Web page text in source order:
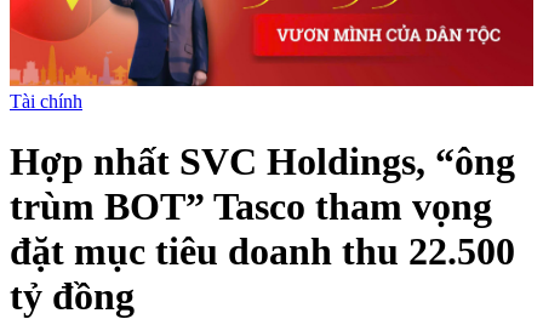
Tài chính
Hợp nhất SVC Holdings, “ông
trùm BOT” Tasco tham vọng
đặt mục tiêu doanh thu 22.500
tỷ đồng